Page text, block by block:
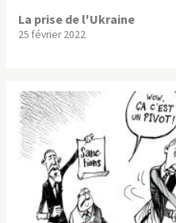
La prise de l'Ukraine
25 février 2022